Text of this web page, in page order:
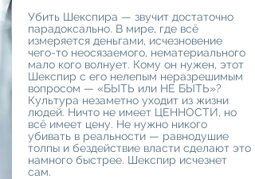
Убить Шекспира — звучит достаточно
парадоксально. В мире, где всё
измеряется деньгами, исчезновение
чего-то неосязаемого, нематериального
мало кого волнует. Кому он нужен, этот
Шекспир с его нелепым неразрешимым
вопросом — «БЫТЬ или НЕ БЫТЬ»?
Культура незаметно уходит из жизни
людей. Ничто не имеет ЦЕННОСТИ, но
всё имеет цену. Не нужно никого
убивать в реальности — равнодушие
толпы и бездействие власти сделают это
намного быстрее. Шекспир исчезнет
сам.